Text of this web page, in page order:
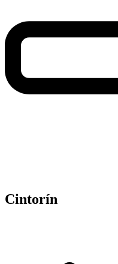
Cintorín